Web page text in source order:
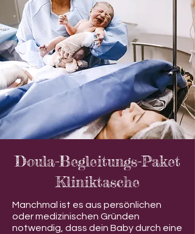
Doula-Begleitungs-Paket
Kliniktasche
Manchmal ist es aus persönlichen
oder medizinischen Gründen
notwendig, dass dein Baby durch eine